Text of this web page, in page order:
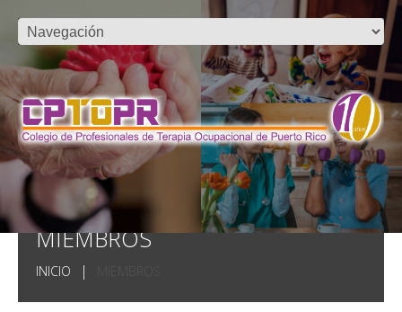
MIEMBROS
INICIO